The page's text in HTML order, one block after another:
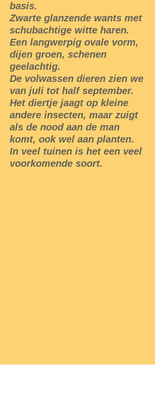
basis.
Zwarte glanzende wants met
schubachtige witte haren.
Een langwerpig ovale vorm,
dijen groen, schenen
geelachtig.
De volwassen dieren zien we
van juli tot half september.
Het diertje jaagt op kleine
andere insecten, maar zuigt
als de nood aan de man
komt, ook wel aan planten.
In veel tuinen is het een veel
voorkomende soort.